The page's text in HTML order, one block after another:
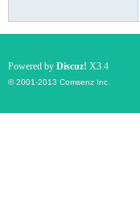
Powered by Discuz! X3.4
© 2001-2013 Comsenz Inc.